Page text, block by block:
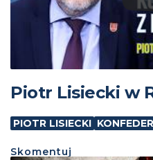
Piotr Lisiecki w
PIOTR LISIECKI
Skomentuj